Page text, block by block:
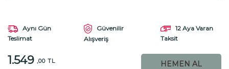
Aynı Gün
Teslimat
Güvenilir
Alışveriş
12 Aya Varan
Taksit
1.549 ,00 TL HEMEN AL